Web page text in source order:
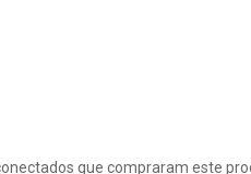
que compraram este